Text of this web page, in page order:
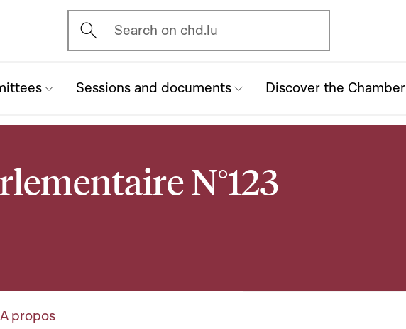
Ouvrir l'écran de recherche
Search on chd.lu
Sessions and documents Discover the Chamber
N°123
A propos